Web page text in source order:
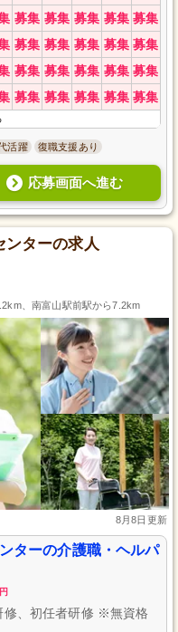
募集 募集 募集 募集 募集
募集 募集 募集 募集 募集
募集 募集 募集 募集 募集
募集 募集 募集 募集 募集
活躍 復職支援あり
応募画面へ進む
ンターの求人
、南富山駅前駅から7.2km
8月8日更新
ターの介護職・ヘルパ
円
修、初任者研修 ※無資格